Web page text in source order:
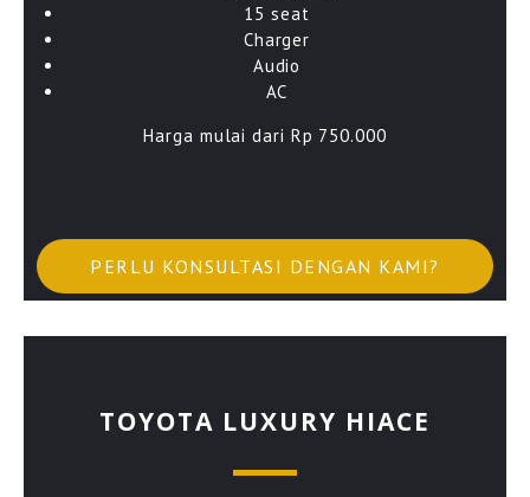
15 seat
Charger
Audio
AC
Harga mulai dari Rp 750.000
PERLU KONSULTASI DENGAN KAMI?
TOYOTA LUXURY HIACE